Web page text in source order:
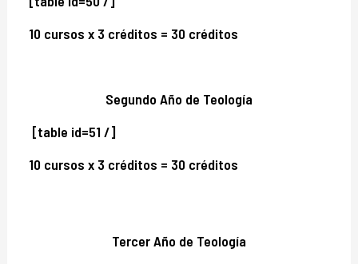
10 cursos x 3 créditos = 30 créditos
Segundo Año de Teología
[table id=51 /]
10 cursos x 3 créditos = 30 créditos
Tercer Año de Teología